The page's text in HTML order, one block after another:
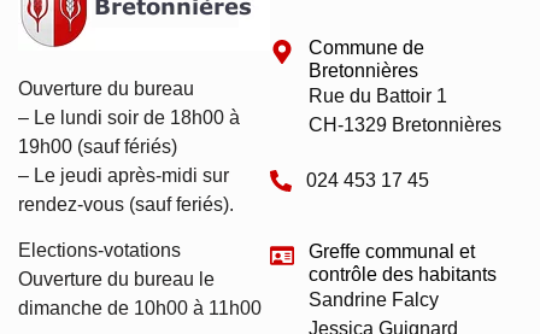
Ouverture du bureau
– Le lundi soir de 18h00 à
19h00 (sauf fériés)
– Le jeudi après-midi sur
rendez-vous (sauf feriés).
Elections-votations
Ouverture du bureau le
dimanche de 10h00 à 11h00
Commune de
Bretonnières
Rue du Battoir 1
CH-1329 Bretonnières
024 453 17 45
Greffe communal et
contrôle des habitants
Sandrine Falcy
Jessica Guignard